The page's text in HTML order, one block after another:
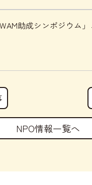
助成シンポジウム
NPO情報一覧へ